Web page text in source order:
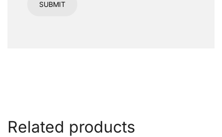
Related products